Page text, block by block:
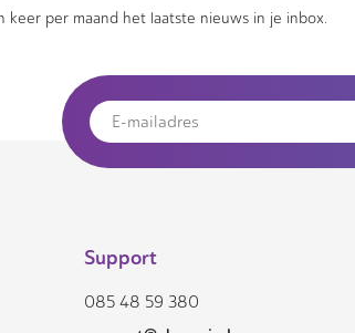
per maand het laatste nieuws in je inbox.
Support
085 48 59 380